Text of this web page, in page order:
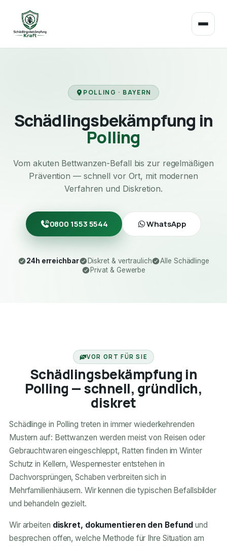
POLLING · BAYERN
Schädlingsbekämpfung in
Polling
Vom akuten Bettwanzen-Befall bis zur regelmäßigen
Prävention — schnell vor Ort, mit modernen
Verfahren und Diskretion.
0800 1553 5544 WhatsApp
24h erreichbar Diskret & vertraulich
Alle Schädlinge
Privat & Gewerbe
VOR ORT FÜR SIE
Schädlingsbekämpfung in
Polling — schnell, gründlich,
diskret
Schädlinge in Polling treten in immer wiederkehrenden
Mustern auf: Bettwanzen werden meist von Reisen oder
Gebrauchtwaren eingeschleppt, Ratten finden im Winter
Schutz in Kellern, Wespennester entstehen in
Dachvorsprüngen, Schaben verbreiten sich in
Mehrfamilienhäusern. Wir kennen die typischen Befallsbilder
und behandeln gezielt.
Wir arbeiten diskret, dokumentieren den Befund und
besprechen offen, welche Methode für Ihre Situation am